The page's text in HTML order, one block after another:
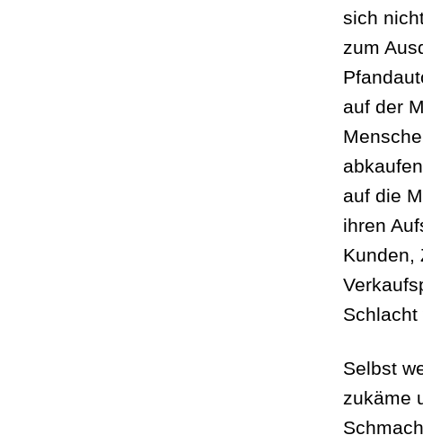
sich
zum
auf der
auf die
ihren
Kunden,
Schlacht
Selbst
zukäme